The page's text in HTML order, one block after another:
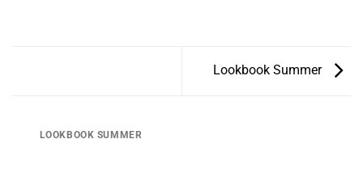
Lookbook Summer
LOOKBOOK SUMMER